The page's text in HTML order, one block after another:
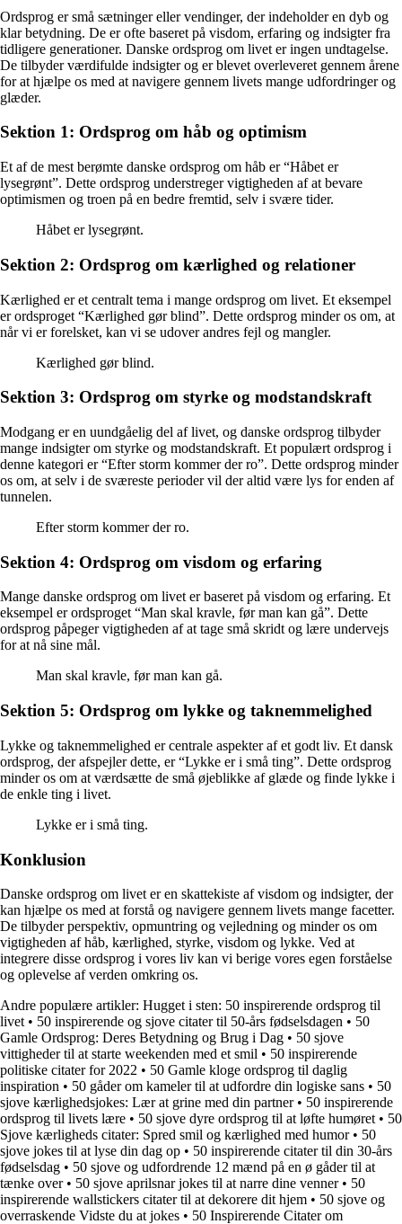
Ordsprog er små sætninger eller vendinger, der indeholder en dyb og
klar betydning. De er ofte baseret på visdom, erfaring og indsigter fra
tidligere generationer. Danske ordsprog om livet er ingen undtagelse.
De tilbyder værdifulde indsigter og er blevet overleveret gennem årene
for at hjælpe os med at navigere gennem livets mange udfordringer og
glæder.
Sektion 1: Ordsprog om håb og optimism
Et af de mest berømte danske ordsprog om håb er “Håbet er
lysegrønt”. Dette ordsprog understreger vigtigheden af at bevare
optimismen og troen på en bedre fremtid, selv i svære tider.
Håbet er lysegrønt.
Sektion 2: Ordsprog om kærlighed og relationer
Kærlighed er et centralt tema i mange ordsprog om livet. Et eksempel
er ordsproget “Kærlighed gør blind”. Dette ordsprog minder os om, at
når vi er forelsket, kan vi se udover andres fejl og mangler.
Kærlighed gør blind.
Sektion 3: Ordsprog om styrke og modstandskraft
Modgang er en uundgåelig del af livet, og danske ordsprog tilbyder
mange indsigter om styrke og modstandskraft. Et populært ordsprog i
denne kategori er “Efter storm kommer der ro”. Dette ordsprog minder
os om, at selv i de sværeste perioder vil der altid være lys for enden af
tunnelen.
Efter storm kommer der ro.
Sektion 4: Ordsprog om visdom og erfaring
Mange danske ordsprog om livet er baseret på visdom og erfaring. Et
eksempel er ordsproget “Man skal kravle, før man kan gå”. Dette
ordsprog påpeger vigtigheden af at tage små skridt og lære undervejs
for at nå sine mål.
Man skal kravle, før man kan gå.
Sektion 5: Ordsprog om lykke og taknemmelighed
Lykke og taknemmelighed er centrale aspekter af et godt liv. Et dansk
ordsprog, der afspejler dette, er “Lykke er i små ting”. Dette ordsprog
minder os om at værdsætte de små øjeblikke af glæde og finde lykke i
de enkle ting i livet.
Lykke er i små ting.
Konklusion
Danske ordsprog om livet er en skattekiste af visdom og indsigter, der
kan hjælpe os med at forstå og navigere gennem livets mange facetter.
De tilbyder perspektiv, opmuntring og vejledning og minder os om
vigtigheden af håb, kærlighed, styrke, visdom og lykke. Ved at
integrere disse ordsprog i vores liv kan vi berige vores egen forståelse
og oplevelse af verden omkring os.
Andre populære artikler: Hugget i sten: 50 inspirerende ordsprog til
livet • 50 inspirerende og sjove citater til 50-års fødselsdagen • 50
Gamle Ordsprog: Deres Betydning og Brug i Dag • 50 sjove
vittigheder til at starte weekenden med et smil • 50 inspirerende
politiske citater for 2022 • 50 Gamle kloge ordsprog til daglig
inspiration • 50 gåder om kameler til at udfordre din logiske sans • 50
sjove kærlighedsjokes: Lær at grine med din partner• 50 inspirerende
ordsprog til livets lære • 50 sjove dyre ordsprog til at løfte humøret • 50
Sjove kærligheds citater: Spred smil og kærlighed med humor• 50
sjove jokes til at lyse din dag op • 50 inspirerende citater til din 30-års
fødselsdag • 50 sjove og udfordrende 12 mænd på en ø gåder til at
tænke over• 50 sjove aprilsnar jokes til at narre dine venner• 50
inspirerende wallstickers citater til at dekorere dit hjem • 50 sjove og
overraskende Vidste du at jokes • 50 Inspirerende Citater om